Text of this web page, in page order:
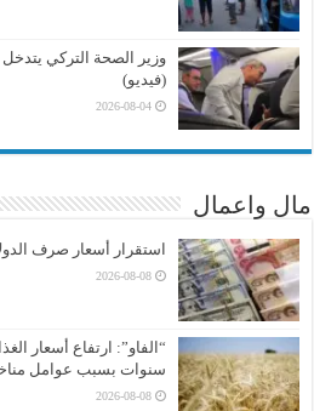
وزير الصحة التركي
(فيديو)
2026-08-04
مال واعمال
استقرار أسعار صرف
2026-08-08
سنوات بسبب عوامل
2026-08-08